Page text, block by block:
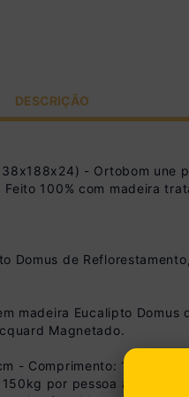
DESCRIÇÃO
- Ortobom
100% com madeira
Domus de
madeira Eucalipto Domus
Magnetado.
- Comprimento: 188cm
por pessoa além do